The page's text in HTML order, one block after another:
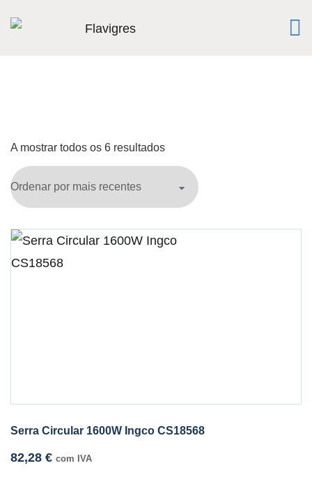
A mostrar todos os 6 resultados
Serra Circular 1600W Ingco CS18568
82,28 € com IVA